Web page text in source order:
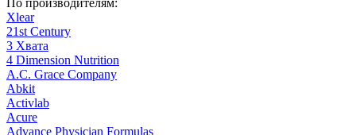
Xlear
21st Century
3 Хвата
4 Dimension Nutrition
A.C. Grace Company
Abkit
Activlab
Acure
Advance Physician Formulas